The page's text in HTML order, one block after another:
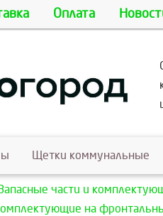
Оплата
Щетки коммунальные
части и
на